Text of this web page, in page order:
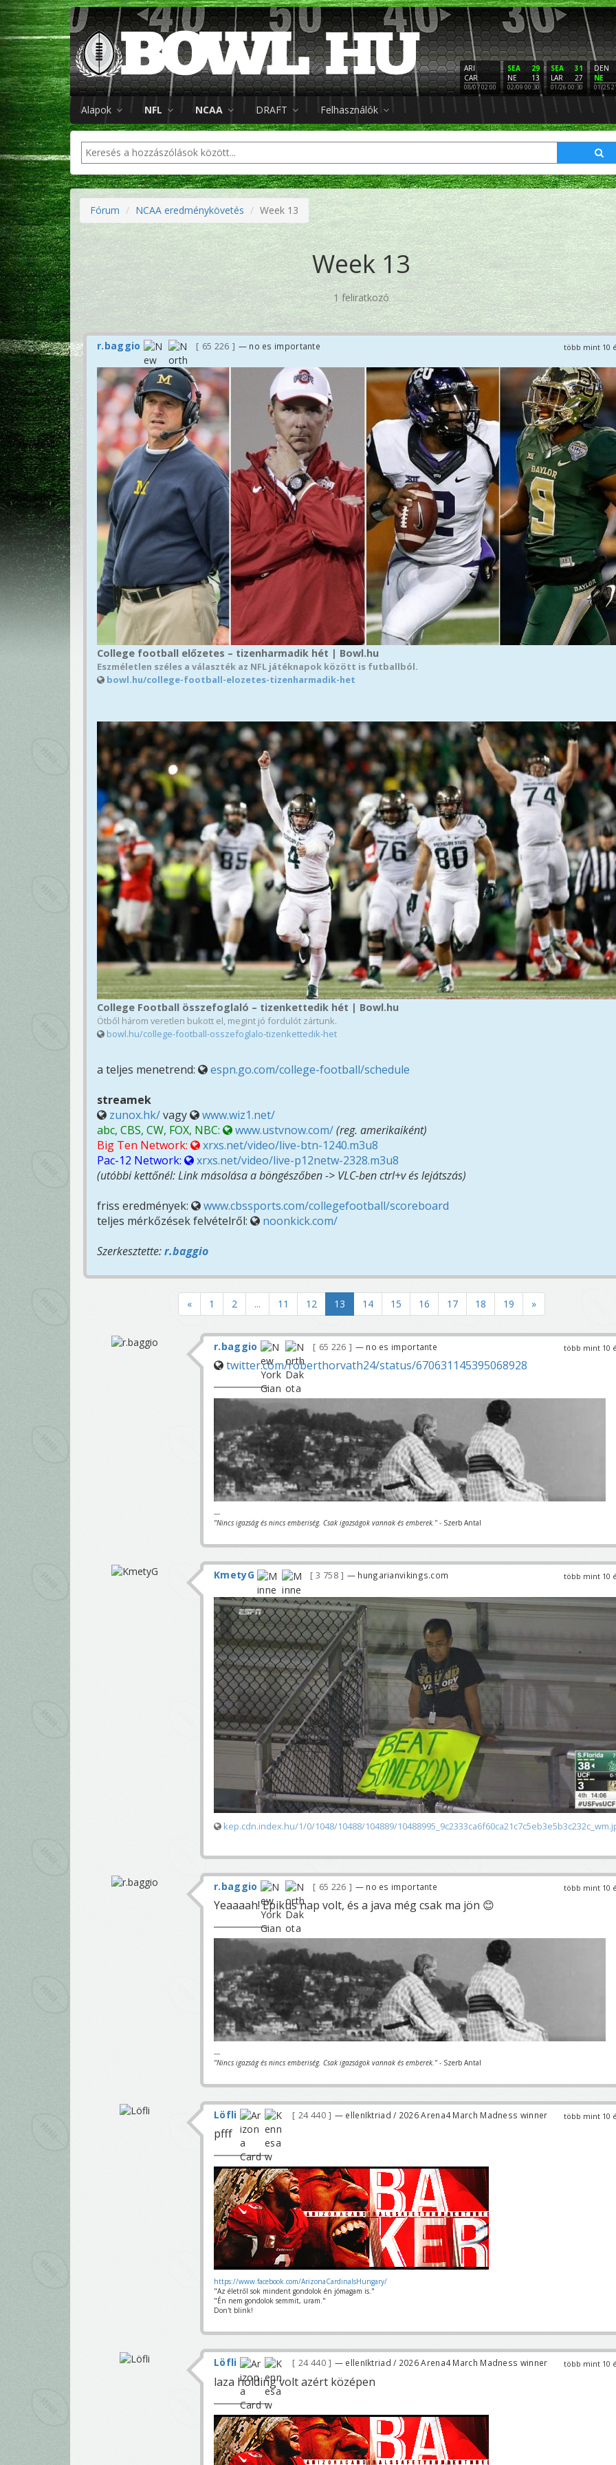
ARI
CAR
08/07 02:00
29
SEA
13
NE
02/09 00:30
31
SEA
27
LAR
01/26 00:30
DEN
NE
01/25
Alapok NFL NCAA DRAFT Felhasználók
Fórum NCAA eredménykövetés Week 13
Week 13
1 feliratkozó
több mint 10
r.baggio 65 226 — no es importante
College football előzetes – tizenharmadik hét | Bowl.hu
Eszméletlen széles a választék az NFL játéknapok között is futballból.
bowl.hu/college-football-elozetes-tizenharmadik-het
College Football összefoglaló – tizenkettedik hét | Bowl.hu
Ötből három veretlen bukott el, megint jó fordulót zártunk.
bowl.hu/college-football-osszefoglalo-tizenkettedik-het
a teljes menetrend:
espn.go.com/college-football/schedule
streamek
zunox.hk/vagy
www.wiz1.net/
abc, CBS, CW, FOX, NBC:
www.ustvnow.com/(reg. amerikaiként)
Big Ten Network:
xrxs.net/video/live-btn-1240.m3u8
Pac-12 Network:
xrxs.net/video/live-p12netw-2328.m3u8
(utóbbi kettőnél: Link másolása a böngészőben -> VLC-ben ctrl+v és lejátszás)
friss eredmények:
www.cbssports.com/collegefootball/scoreboard
teljes mérkőzések felvételről:
noonkick.com/
Szerkesztette:r.baggio
« 1 2 ... 11 12 13 14 15 16 17 18 19 »
több mint 10
r.baggio 65 226 — no es importante
twitter.com/roberthorvath24/status/670631145395068928
---
"Nincs igazság és nincs emberiség. Csak igazságok vannak és emberek." - Szerb Antal
több mint 10
KmetyG 3 758 — hungarianvikings.com
kep.cdn.index.hu/1/0/1048/10488/104889/
több mint 10
r.baggio 65 226 — no es importante
Yeaaaah! Epikus nap volt, és a java még csak ma jön 😊
---
"Nincs igazság és nincs emberiség. Csak igazságok vannak és emberek." - Szerb Antal
több mint 10
Löfli 24 440 — ellenIktriad / 2026 Arena4 March Madness winner
pfff
https://www.facebook.com/ArizonaCardinalsHungary/
"Az életről sok mindent gondolok én jómagam is."
"Én nem gondolok semmit, uram."
Don't blink!
több mint 10
Löfli 24 440 — ellenIktriad / 2026 Arena4 March Madness winner
laza holding volt azért középen